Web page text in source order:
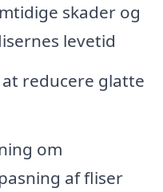
skader og
levetid
reducere glatte
om
af fliser